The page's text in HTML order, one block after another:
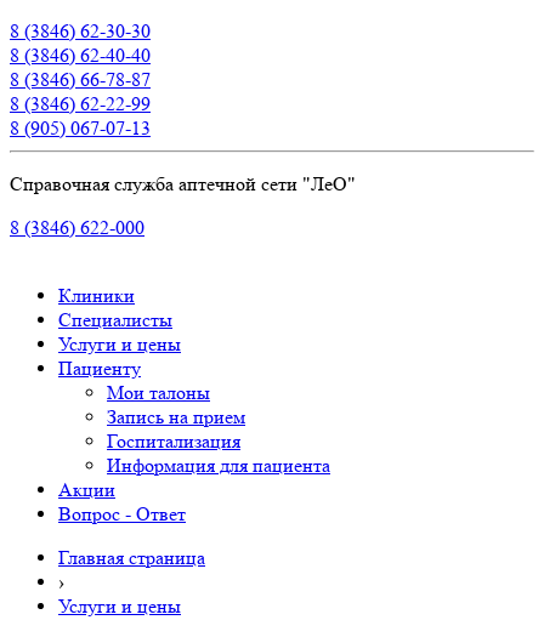
8 (3846) 62-30-30
8 (3846) 62-40-40
8 (3846) 66-78-87
8 (3846) 62-22-99
8 (905) 067-07-13
Справочная служба аптечной сети "ЛеО"
8 (3846) 622-000
Клиники
Специалисты
Услуги и цены
Пациенту
Мои талоны
Запись на прием
Госпитализация
Информация для пациента
Акции
Вопрос - Ответ
Главная страница
›
Услуги и цены